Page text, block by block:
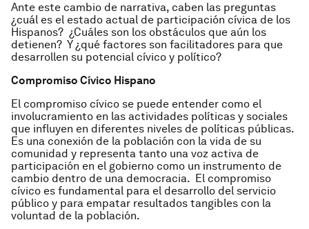
Ante este cambio de narrativa, caben las preguntas
¿cuál es el estado actual de participación cívica de los
Hispanos? ¿Cuáles son los obstáculos que aún los
detienen? Y ¿qué factores son facilitadores para que
desarrollen su potencial cívico y político?
Compromiso Cívico Hispano
El compromiso cívico se puede entender como el
involucramiento en las actividades políticas y sociales
que influyen en diferentes niveles de políticas públicas.
Es una conexión de la población con la vida de su
comunidad y representa tanto una voz activa de
participación en el gobierno como un instrumento de
cambio dentro de una democracia. El compromiso
cívico es fundamental para el desarrollo del servicio
público y para empatar resultados tangibles con la
voluntad de la población.